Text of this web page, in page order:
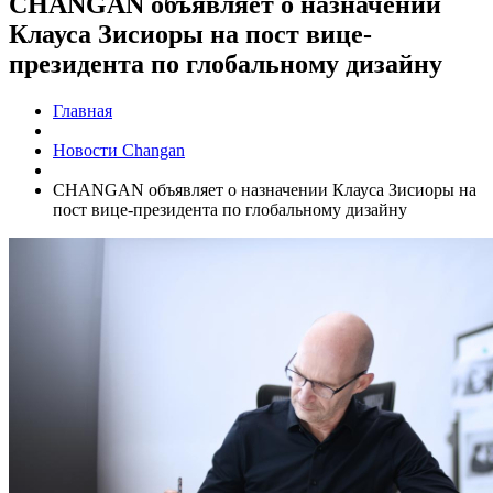
Клауса Зисиоры на пост вице-
президента по глобальному дизайну
Главная
Новости Changan
CHANGAN объявляет о назначении Клауса Зисиоры на
пост вице-президента по глобальному дизайну